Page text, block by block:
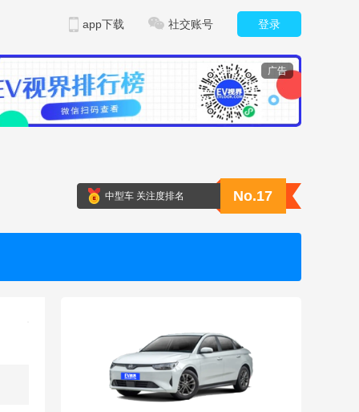
登录
社交账号
app下载
广告
中型车 关注度排名 No.17